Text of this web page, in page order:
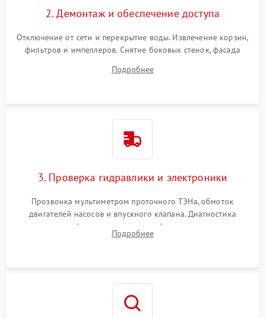
2. Демонтаж и обеспечение доступа
Отключение от сети и перекрытие воды. Извлечение корзин,
фильтров и импеллеров. Снятие боковых стенок, фасада
циркуляционному насосу, ТЭНу и сливной помпе.
Подробнее
3. Проверка гидравлики и электроники
Прозвонка мультиметром проточного ТЭНа, обмоток
двигателей насосов и впускного клапана. Диагностика
прессостата (датчика уровня воды), датчика мутности,
концевика дверцы и электронного модуля управления.
Подробнее